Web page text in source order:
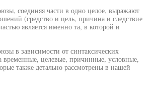
соединяя части в одно целое, выражают
(средство и цель, причина и следствие
является именно та, в которой и
в зависимости от синтаксических
временные, целевые, причинные, условные,
также детально рассмотрены в нашей